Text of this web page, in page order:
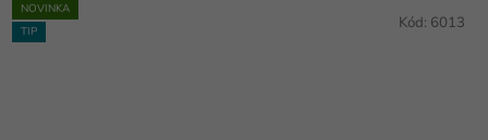
NOVINKA
TIP
Kód: 6013